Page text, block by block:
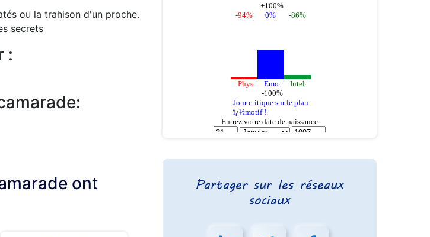
ou la trahison d'un proche.
secrets
:
ont
Partager sur les réseaux
sociaux